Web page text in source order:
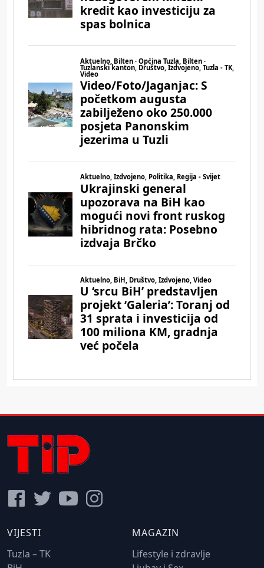
VIJESTI
Tuzla – TK
MAGAZIN
Lifestyle i zdravlje